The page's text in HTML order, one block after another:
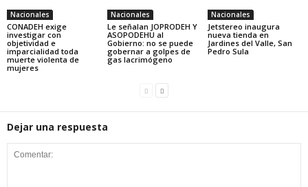
Nacionales
CONADEH exige
investigar con
objetividad e
imparcialidad toda
muerte violenta de
mujeres
Nacionales
Le señalan JOPRODEH Y
ASOPODEHU al
Gobierno: no se puede
gobernar a golpes de
gas lacrimógeno
Nacionales
Jetstereo inaugura
nueva tienda en
Jardines del Valle, San
Pedro Sula
Dejar una respuesta